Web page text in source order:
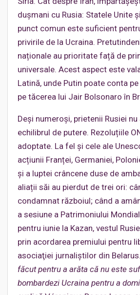
dușmani cu Rusia: Statele Unite
punct comun este suficient
privirile de la Ucraina.
naționale au prioritate față de
universale. Acest aspect este
Latină, unde Putin poate conta
pe tăcerea lui Jair Bolsonaro în
Deși numeroși, prietenii Rusiei
echilibrul de putere. Rezoluțiile
adoptate. La fel și cele ale
acțiunii Franței, Germaniei,
și a luptei crâncene duse de
aliații săi au pierdut de trei ori:
condamnat războiul; când a
a sesiune a Patrimoniului
pentru iunie la Kazan, vestul
prin acordarea premiului pentru
asociaţiei jurnaliştilor din
făcut pentru a arăta că nu este
bombardezi Ucraina pentru a